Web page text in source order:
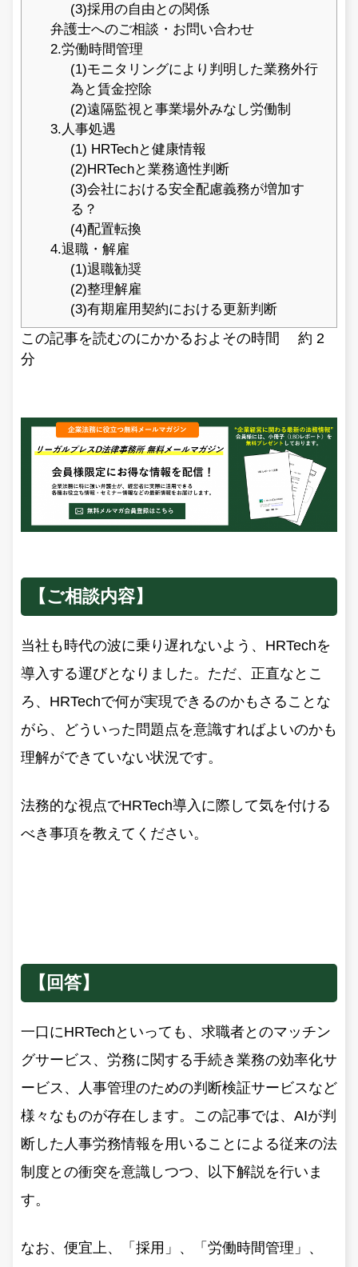
(3)採用の自由との関係
弁護士へのご相談・お問い合わせ
2.労働時間管理
(1)モニタリングにより判明した業務外行
為と賃金控除
(2)遠隔監視と事業場外みなし労働制
3.人事処遇
(1) HRTechと健康情報
(2)HRTechと業務適性判断
(3)会社における安全配慮義務が増加す
る？
(4)配置転換
4.退職・解雇
(1)退職勧奨
(2)整理解雇
(3)有期雇用契約における更新判断
この記事を読むのにかかるおよその時間 約 2
分
【ご相談内容】
当社も時代の波に乗り遅れないよう、HRTechを
導入する運びとなりました。ただ、正直なとこ
ろ、HRTechで何が実現できるのかもさることな
がら、どういった問題点を意識すればよいのかも
理解ができていない状況です。
法務的な視点でHRTech導入に際して気を付ける
べき事項を教えてください。
【回答】
一口にHRTechといっても、求職者とのマッチン
グサービス、労務に関する手続き業務の効率化サ
ービス、人事管理のための判断検証サービスなど
様々なものが存在します。この記事では、AIが判
断した人事労務情報を用いることによる従来の法
制度との衝突を意識しつつ、以下解説を行いま
す。
なお、便宜上、「採用」、「労働時間管理」、